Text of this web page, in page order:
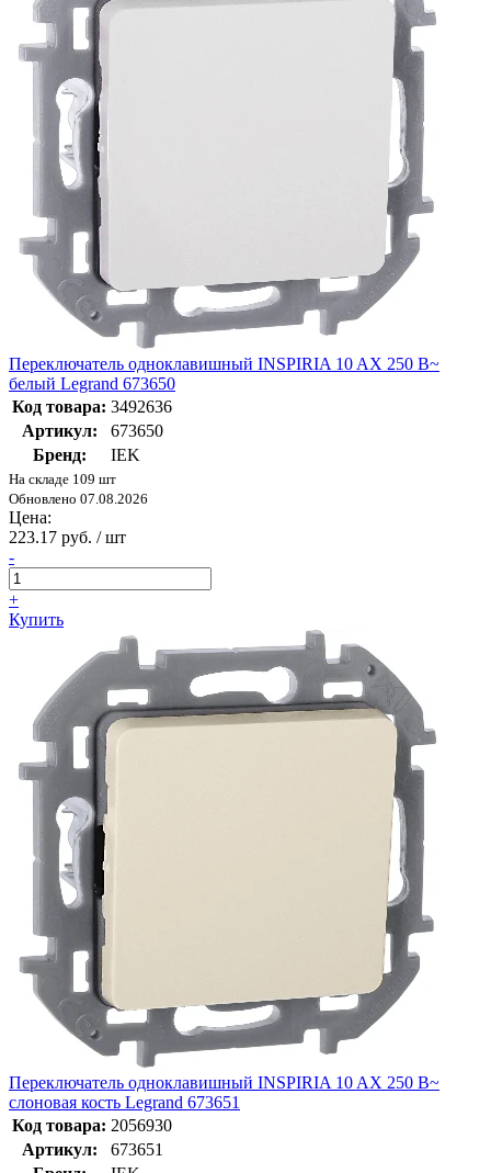
Переключатель одноклавишный INSPIRIA 10 AX 250 В~
белый Legrand 673650
Код товара: 3492636
Артикул:
673650
Бренд:
IEK
На складе 109 шт
Обновлено 07.08.2026
Цена:
223.17 руб. / шт
-
+
Купить
Переключатель одноклавишный INSPIRIA 10 AX 250 В~
слоновая кость Legrand 673651
Код товара: 2056930
Артикул:
673651